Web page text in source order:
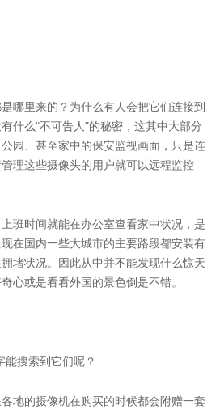
哪里来的？为什么有人会把它们连接到
什么“不可告人”的秘密，这其中大部分
园、甚至家中的保安监视画面，只是连
理这些摄像头的用户就可以远程监控
班时间就能在办公室查看家中状况，是
在国内一些大城市的主要路段都安装有
堵状况。因此从中并不能发现什么惊天
心或是看看外国的景色倒是不错。
搜索到它们呢？
地的摄像机在购买的时候都会附赠一套